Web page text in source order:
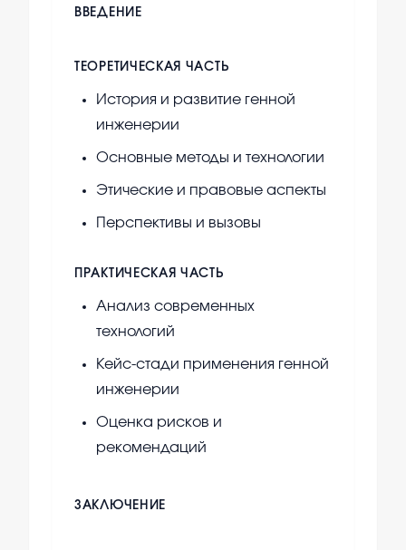
ВВЕДЕНИЕ
ТЕОРЕТИЧЕСКАЯ ЧАСТЬ
История и развитие генной
инженерии
Основные методы и технологии
Этические и правовые аспекты
Перспективы и вызовы
ПРАКТИЧЕСКАЯ ЧАСТЬ
Анализ современных
технологий
Кейс-стади применения генной
инженерии
Оценка рисков и
рекомендаций
ЗАКЛЮЧЕНИЕ